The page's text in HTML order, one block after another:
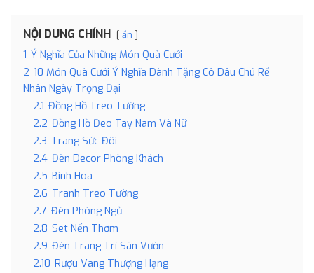
NỘI DUNG CHÍNH ẩn
1 Ý Nghĩa Của Những Món Quà Cưới
2 10 Món Quà Cưới Ý Nghĩa Dành Tặng Cô Dâu Chú Rể
Nhân Ngày Trọng Đại
2.1 Đồng Hồ Treo Tường
2.2 Đồng Hồ Đeo Tay Nam Và Nữ
2.3 Trang Sức Đôi
2.4 Đèn Decor Phòng Khách
2.5 Bình Hoa
2.6 Tranh Treo Tường
2.7 Đèn Phòng Ngủ
2.8 Set Nến Thơm
2.9 Đèn Trang Trí Sân Vườn
2.10 Rượu Vang Thượng Hạng